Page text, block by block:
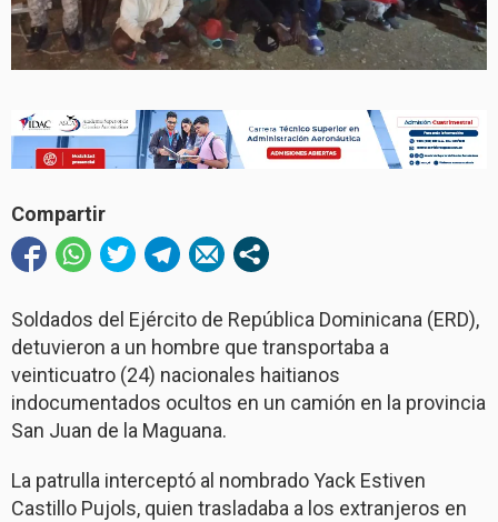
Compartir
Soldados del Ejército de República Dominicana (ERD),
detuvieron a un hombre que transportaba a
veinticuatro (24) nacionales haitianos
indocumentados ocultos en un camión en la provincia
San Juan de la Maguana.
La patrulla interceptó al nombrado Yack Estiven
Castillo Pujols, quien trasladaba a los extranjeros en